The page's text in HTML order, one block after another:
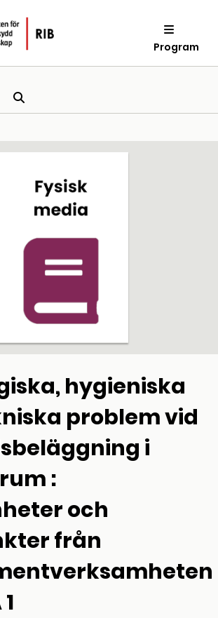
Program
hygieniska
problem vid
i
:
och
från